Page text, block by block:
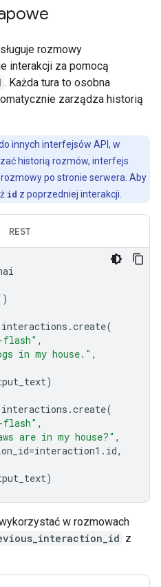
rozmowy
interakcji za pomocą
. Każda tura to osobna
zarządza historią
innych interfejsów API, w
historią rozmów, interfejs
po stronie serwera. Aby
id z poprzedniej interakcji.
REST
interactions .create(
flash" ,
in my house." ,
)
interactions .create(
flash" ,
are in my house?" ,
=interaction1 . id,
)
w rozmowach
z